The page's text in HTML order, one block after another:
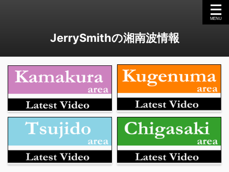
JerrySmithの湘南波情報